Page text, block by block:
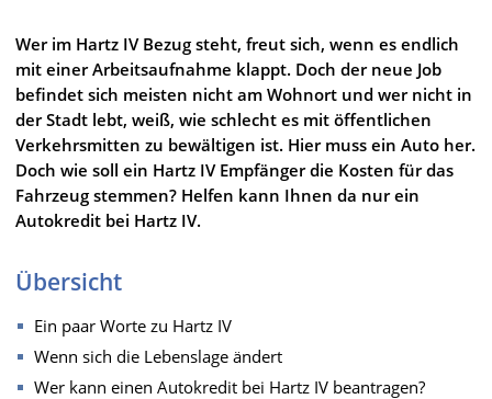
Wer im Hartz IV Bezug steht, freut sich, wenn es endlich
mit einer Arbeitsaufnahme klappt. Doch der neue Job
befindet sich meisten nicht am Wohnort und wer nicht in
der Stadt lebt, weiß, wie schlecht es mit öffentlichen
Verkehrsmitten zu bewältigen ist. Hier muss ein Auto her.
Doch wie soll ein Hartz IV Empfänger die Kosten für das
Fahrzeug stemmen? Helfen kann Ihnen da nur ein
Autokredit bei Hartz IV.
Übersicht
Ein paar Worte zu Hartz IV
Wenn sich die Lebenslage ändert
Wer kann einen Autokredit bei Hartz IV beantragen?